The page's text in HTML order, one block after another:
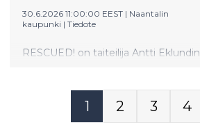
30.6.2026 11:00:00 EEST | Naantalin
kaupunki | Tiedote
RESCUED! on taiteilija Antti Eklundin
1 2 3 4